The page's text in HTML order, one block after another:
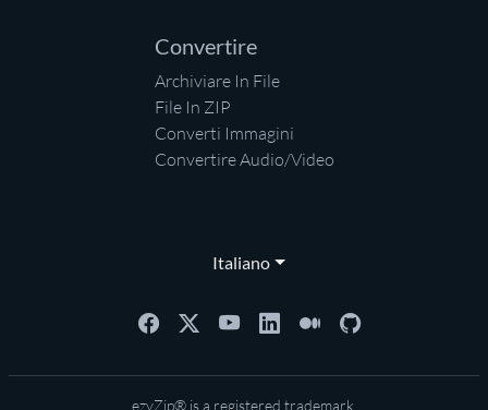
Convertire
Archiviare In File
File In ZIP
Converti Immagini
Convertire Audio/Video
Italiano
ezyZip® is a registered trademark.